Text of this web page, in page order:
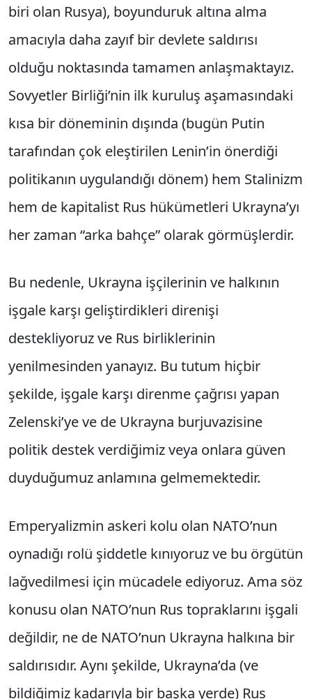
biri olan Rusya), boyunduruk altına alma
amacıyla daha zayıf bir devlete saldırısı
olduğu noktasında tamamen anlaşmaktayız.
Sovyetler Birliği’nin ilk kuruluş aşamasındaki
kısa bir döneminin dışında (bugün Putin
tarafından çok eleştirilen Lenin’in önerdiği
politikanın uygulandığı dönem) hem Stalinizm
hem de kapitalist Rus hükümetleri Ukrayna’yı
her zaman “arka bahçe” olarak görmüşlerdir.
Bu nedenle, Ukrayna işçilerinin ve halkının
işgale karşı geliştirdikleri direnişi
destekliyoruz ve Rus birliklerinin
yenilmesinden yanayız. Bu tutum hiçbir
şekilde, işgale karşı direnme çağrısı yapan
Zelenski’ye ve de Ukrayna burjuvazisine
politik destek verdiğimiz veya onlara güven
duyduğumuz anlamına gelmemektedir.
Emperyalizmin askeri kolu olan NATO’nun
oynadığı rolü şiddetle kınıyoruz ve bu örgütün
lağvedilmesi için mücadele ediyoruz. Ama söz
konusu olan NATO’nun Rus topraklarını işgali
değildir, ne de NATO’nun Ukrayna halkına bir
saldırısıdır. Aynı şekilde, Ukrayna’da (ve
bildiğimiz kadarıyla bir başka yerde) Rus